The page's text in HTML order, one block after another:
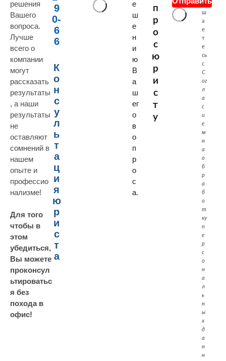
решения
Вашего
вопроса.
Лучше
всего о
компании
могут
рассказать
результаты
, а наши
результаты
не
оставляют
сомнений в
нашем
опыте и
профессио
нализме!
Для того
чтобы в
этом
убедиться,
Вы можете
проконсул
ьтироватьс
я без
похода в
офис!
9
0-
6
6
К
о
н
с
у
л
ь
т
а
ц
и
я
ю
р
и
с
т
а
е
ш
е
н
и
ю
В
а
ш
ег
о
в
о
п
р
о
с
а.
п
р
о
с
ю
р
и
с
т
у
а
ш
а
е
т
е
сь
с
С
ог
л
а
с
и
е
м
н
а
о
б
р
а
б
о
т
ку
п
е
р
с
о
н
а
л
ь
н
ы
х
д
а
н
н